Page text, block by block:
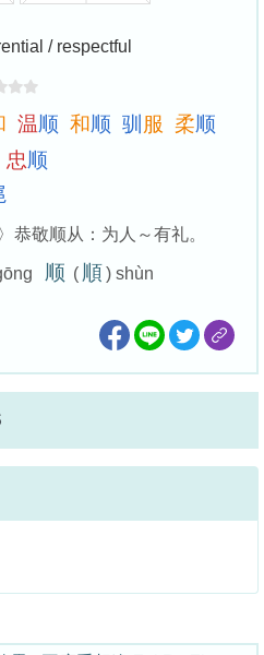
/ respectful
温顺 和顺 驯 服 柔顺
忠顺
恭敬顺从：为人～有礼。
顺 ( 順) shùn